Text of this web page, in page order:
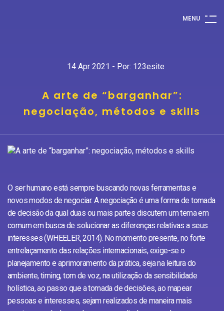
MENU
14 Apr 2021 - Por: 123esite
A arte de “barganhar”:
negociação, métodos e skills
O ser humano está sempre buscando novas ferramentas e
novos modos de negociar. A negociação é uma forma de tomada
de decisão da qual duas ou mais partes discutem um tema em
comum em busca de solucionar as diferenças relativas a seus
interesses (WHEELER, 2014). No momento presente, no forte
entrelaçamento das relações internacionais, exige-se o
planejamento e aprimoramento da prática, seja na leitura do
ambiente, timing, tom de voz, na utilização da sensibilidade
holística, ao passo que a tomada de decisões, ao mapear
pessoas e interesses, sejam realizados de maneira mais